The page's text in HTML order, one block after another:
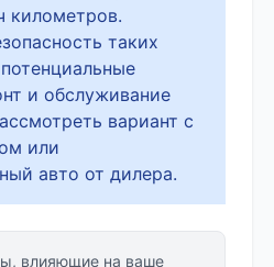
километров.
таких
и обслуживание
вариант с
или
авто от дилера.
влияющие на ваше